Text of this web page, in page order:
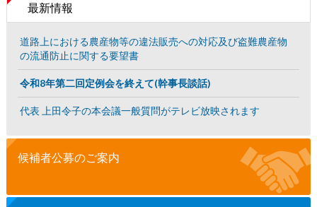
最新情報
道路上における農産物等の違法販売への対応及び盗難農産物
の流通防止に関する要望書
令和8年第二回定例会を終えて(幹事長談話)
代表 上田令子の本会議一般質問がテレビ放映されます
候補者公募のご案内